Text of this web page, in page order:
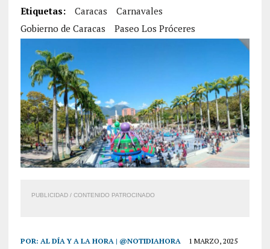
Etiquetas: Caracas
Carnavales
Gobierno de Caracas
Paseo Los Próceres
PUBLICIDAD / CONTENIDO PATROCINADO
POR: AL DÍA Y A LA HORA | @NOTIDIAHORA 1 MARZO, 2025